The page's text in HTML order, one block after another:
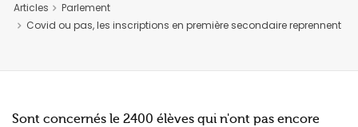
Articles
Parlement
Covid ou pas, les inscriptions en première secondaire reprennent
Sont concernés le 2400 élèves qui n'ont pas encore